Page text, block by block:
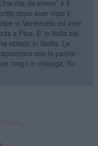
vita da vivere” è il
dopo aver visto il
in Venezuela ed aver
a Pisa. E' in Italia dal
abitato in Sicilia. Le
con le parole
tango in milonga. Su